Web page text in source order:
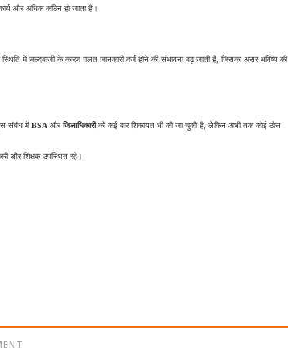
और अधिक कठिन हो जाता है।
में जल्दबाजी के कारण गलत जानकारी दर्ज होने की संभावना बढ़ जाती है, जिसका असर भविष्य की
संबंध में BSA और जिलाधिकारी को कई बार शिकायत भी की जा चुकी है, लेकिन अभी तक कोई ठोस
और शिक्षक उपस्थित रहे।